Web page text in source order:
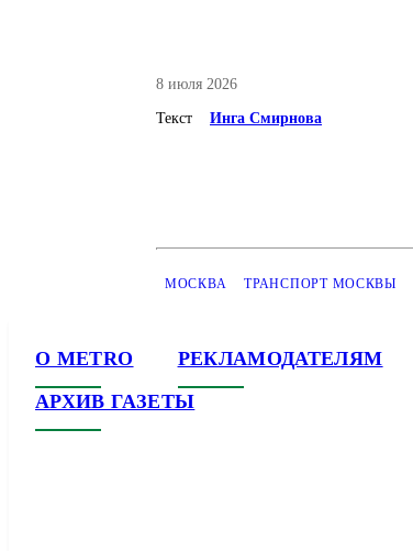
8 июля 2026
Текст Инга Смирнова
МОСКВА ТРАНСПОРТ МОСКВЫ
О METRO РЕКЛАМОДАТЕЛЯМ
АРХИВ ГАЗЕТЫ